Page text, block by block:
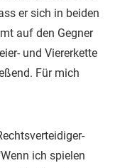
er sich in beiden
auf den Gegner
und Viererkette
Für mich
ich spielen